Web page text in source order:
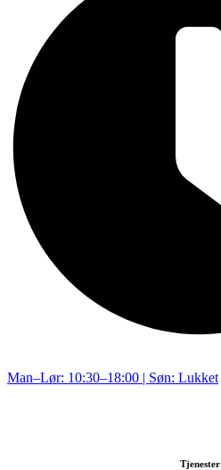
Man–Lør: 10:30–18:00 | Søn: Lukket
Tjenester